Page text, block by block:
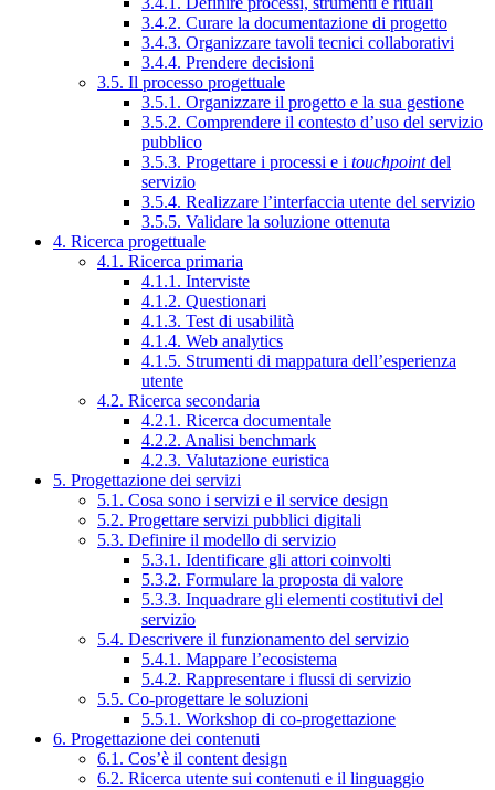
3.4.2. Curare la documentazione di progetto
3.4.3. Organizzare tavoli tecnici collaborativi
3.4.4. Prendere decisioni
3.5. Il processo progettuale
3.5.1. Organizzare il progetto e la sua gestione
3.5.2. Comprendere il contesto d’uso del servizio
pubblico
3.5.3. Progettare i processi e i touchpointdel
servizio
3.5.4. Realizzare l’interfaccia utente del servizio
3.5.5. Validare la soluzione ottenuta
4. Ricerca progettuale
4.1. Ricerca primaria
4.1.1. Interviste
4.1.2. Questionari
4.1.3. Test di usabilità
4.1.4. Web analytics
4.1.5. Strumenti di mappatura dell’esperienza
utente
4.2. Ricerca secondaria
4.2.1. Ricerca documentale
4.2.2. Analisi benchmark
4.2.3. Valutazione euristica
5. Progettazione dei servizi
5.1. Cosa sono i servizi e il service design
5.2. Progettare servizi pubblici digitali
5.3. Definire il modello di servizio
5.3.1. Identificare gli attori coinvolti
5.3.2. Formulare la proposta di valore
5.3.3. Inquadrare gli elementi costitutivi del
servizio
5.4. Descrivere il funzionamento del servizio
5.4.1. Mappare l’ecosistema
5.4.2. Rappresentare i flussi di servizio
5.5. Co-progettare le soluzioni
5.5.1. Workshop di co-progettazione
6. Progettazione dei contenuti
6.1. Cos’è il content design
6.2. Ricerca utente sui contenuti e il linguaggio